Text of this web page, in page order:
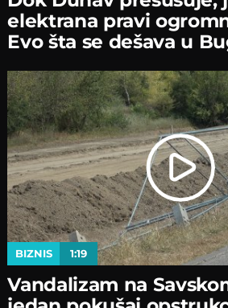
elektrana pravi
Evo šta se dešava u
BIZNIS 1:19
Vandalizam na